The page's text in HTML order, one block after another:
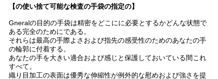
達
に
連
絡
【の使い捨て可能な検査の手袋の指定の】
Gneralの目的の手袋は精密をどこにに必要とするかどんな状態で
ある完全のためにである。
それらは最高の手際よさおよび指先の感受性のためのあなたの手
の輪郭に付着する。
あなたの手を大きい適合および感じと保護しておいている間これ
すべて。
織り目加工の表面は優秀な伸縮性が例外的な慰めおよび強さを提